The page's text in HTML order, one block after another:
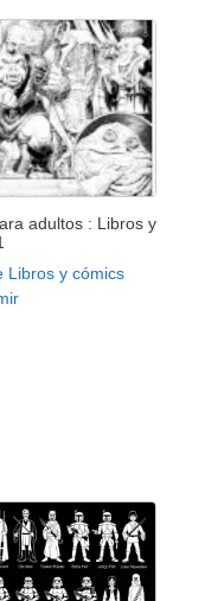
adultos : Libros y
Libros y cómics